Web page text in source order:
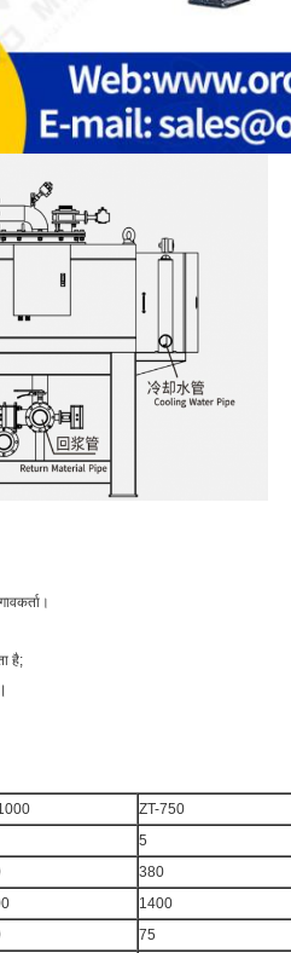
है;
ZT-750
5
380
1400
75